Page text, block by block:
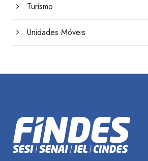
Turismo
Unidades Móveis